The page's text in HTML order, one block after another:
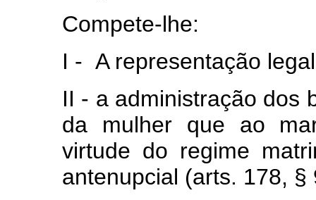
Compete-lhe:
I - A representação
II - a administração dos
da mulher que ao
virtude do regime
antenupcial (arts. 178, §